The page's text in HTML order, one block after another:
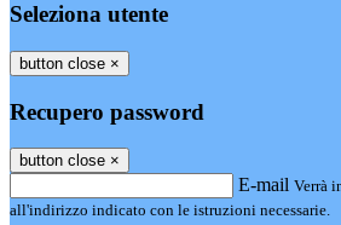
Seleziona utente
button close ×
Recupero password
button close ×
E-mail Verrà
all'indirizzo indicato con le istruzioni necessarie.